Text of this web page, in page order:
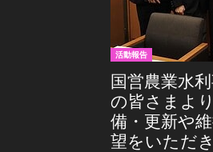
活動報告
国営農業水
の皆さまよ
備・更新や
望をいただ